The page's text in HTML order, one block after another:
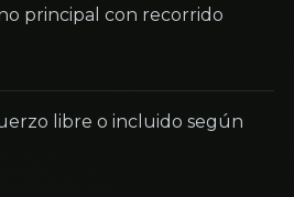
principal con recorrido
libre o incluido según